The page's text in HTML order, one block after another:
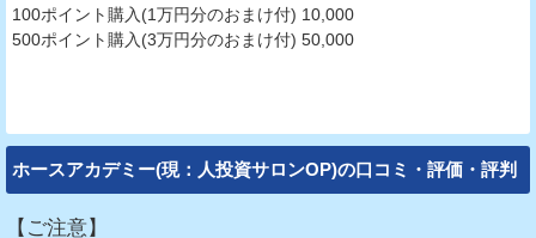
100ポイント購入(1万円分のおまけ付) 10,000
500ポイント購入(3万円分のおまけ付) 50,000
ホースアカデミー(現：人投資サロンOP)の口コミ・評価・評判
【ご注意】